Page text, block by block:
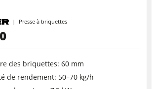
avec filtration à sac
Presse à briquettes
des briquettes: 60 mm
de rendement: 50–70 kg/h